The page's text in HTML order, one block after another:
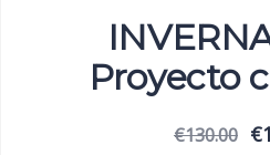
Proyecto
€130.00 El
€